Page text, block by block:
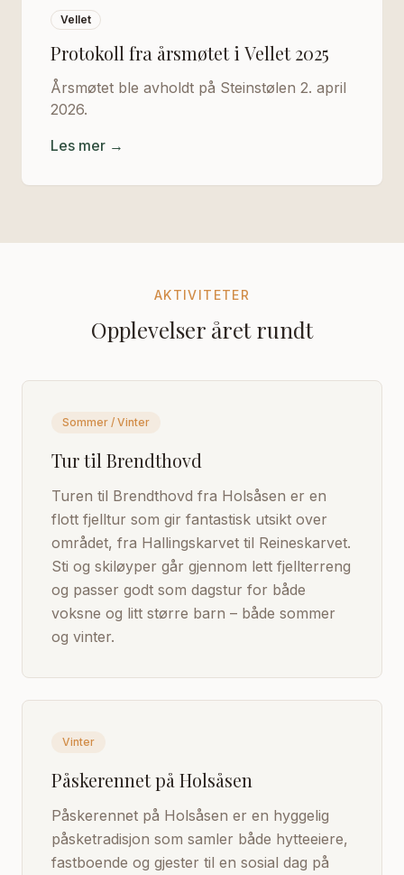
Vellet
Protokoll fra årsmøtet i Vellet 2025
Årsmøtet ble avholdt på Steinstølen 2. april
2026.
Les mer →
AKTIVITETER
Opplevelser året rundt
Sommer / Vinter
Tur til Brendthovd
Turen til Brendthovd fra Holsåsen er en
flott fjelltur som gir fantastisk utsikt over
området, fra Hallingskarvet til Reineskarvet.
Sti og skiløyper går gjennom lett fjellterreng
og passer godt som dagstur for både
voksne og litt større barn – både sommer
og vinter.
Vinter
Påskerennet på Holsåsen
Påskerennet på Holsåsen er en hyggelig
påsketradisjon som samler både hytteeiere,
fastboende og gjester til en sosial dag på